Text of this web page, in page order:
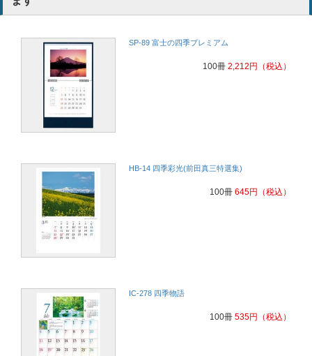
SP-89 富士の四季プレミアム
100冊 2,212円 （税込）
HB-14 四季彩光(前田真三特選集)
100冊 645円 （税込）
IC-278 四季物語
100冊 535円 （税込）